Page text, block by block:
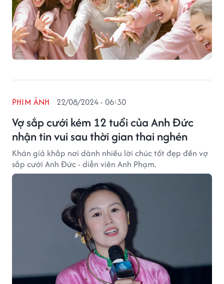
Vợ sắp cưới kém 12 tuổi của Anh Đức
nhận tin vui sau thời gian thai nghén
PHIM ẢNH 22/08/2024 - 06:30
Khán giả khắp nơi dành nhiều lời chúc tốt đẹp đến vợ
sắp cưới Anh Đức - diễn viên Anh Phạm.